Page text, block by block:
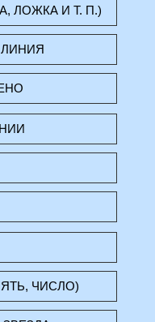
ЛОЖКА И Т. П.)
ЧИСЛО)